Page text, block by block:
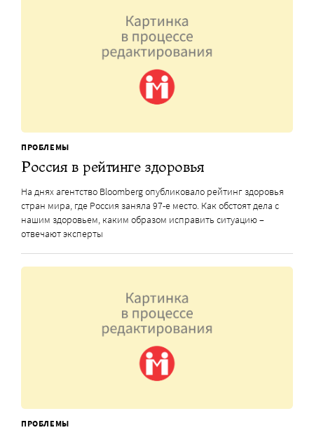
ПРОБЛЕМЫ
Россия в рейтинге здоровья
На днях агентство Bloomberg опубликовало рейтинг здоровья
стран мира, где Россия заняла 97-е место. Как обстоят дела с
нашим здоровьем, каким образом исправить ситуацию –
отвечают эксперты
ПРОБЛЕМЫ